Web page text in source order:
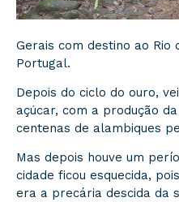
Gerais com destino ao
Portugal.
Depois do ciclo do ouro,
açúcar, com a produção
centenas de alambiques
Mas depois houve um
cidade ficou esquecida,
era a precária descida da